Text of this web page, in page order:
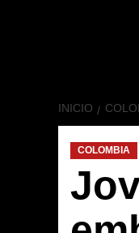
INICIO
COLOMBIA